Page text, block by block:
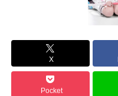
X
Pocket